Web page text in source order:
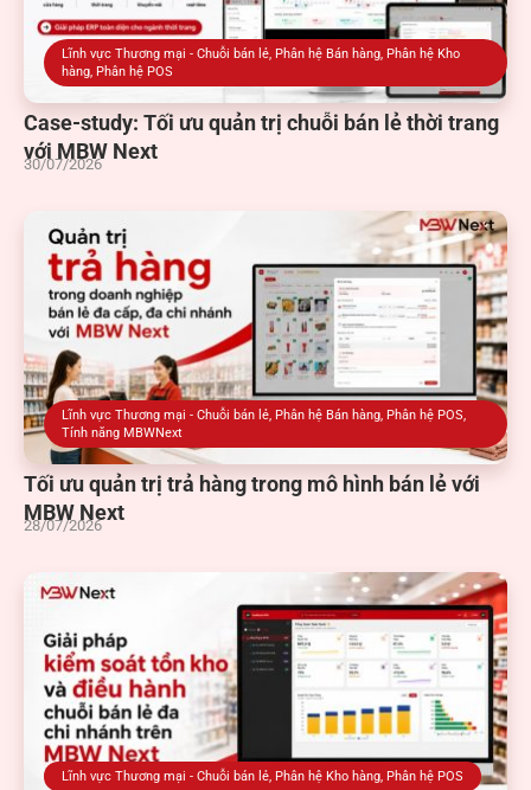
Lĩnh vực Thương mại - Chuỗi bán lẻ, Phân hệ Bán hàng, Phân hệ Kho
hàng, Phân hệ POS
Case-study: Tối ưu quản trị chuỗi bán lẻ thời trang
với MBW Next
30/07/2026
Lĩnh vực Thương mại - Chuỗi bán lẻ, Phân hệ Bán hàng, Phân hệ POS,
Tính năng MBWNext
Tối ưu quản trị trả hàng trong mô hình bán lẻ với
MBW Next
28/07/2026
Lĩnh vực Thương mại - Chuỗi bán lẻ, Phân hệ Kho hàng, Phân hệ POS